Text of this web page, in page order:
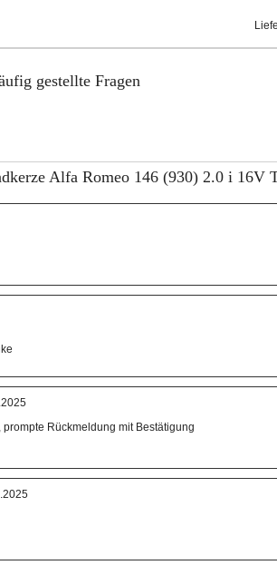
gestellte Fragen
Alfa Romeo 146 (930) 2.0 i 16V
Rückmeldung mit Bestätigung